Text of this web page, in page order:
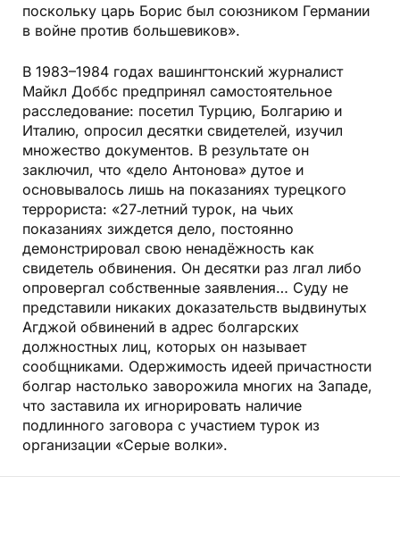
поскольку царь Борис был союзником Германии
в войне против большевиков».
В 1983–1984 годах вашингтонский журналист
Майкл Доббс предпринял самостоятельное
расследование: посетил Турцию, Болгарию и
Италию, опросил десятки свидетелей, изучил
множество документов. В результате он
заключил, что «дело Антонова» дутое и
основывалось лишь на показаниях турецкого
террориста: «27‑летний турок, на чьих
показаниях зиждется дело, постоянно
демонстрировал свою ненадёжность как
свидетель обвинения. Он десятки раз лгал либо
опровергал собственные заявления… Суду не
представили никаких доказательств выдвинутых
Агджой обвинений в адрес болгарских
должностных лиц, которых он называет
сообщниками. Одержимость идеей причастности
болгар настолько заворожила многих на Западе,
что заставила их игнорировать наличие
подлинного заговора с участием турок из
организации «Серые волки».